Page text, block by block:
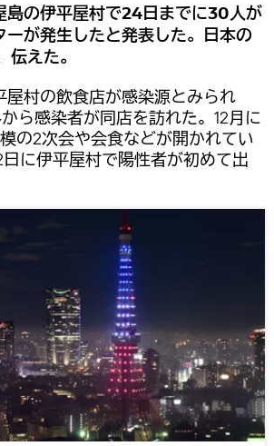
島の伊平屋村で24日までに30人が
が発生したと発表した。日本の
えた。
屋村の飲食店が感染源とみられ
ら感染者が同店を訪れた。12月に
の2次会や会食などが開かれてい
日に伊平屋村で陽性者が初めて出